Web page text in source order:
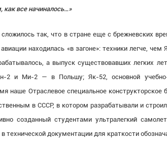
все начиналось…»
сложилось так, что в стране еще с брежневских
находилась «в загоне»: техники легче, чем
а выпуск существовавших легких
2 и Ми-2 — в Польшу; Як-52, основной учебно-
Отраслевое специальное конструкторское
в СССР, в котором разрабатывали и
созданный студентами ультралегкий
технической документации для краткости